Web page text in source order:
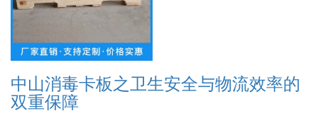
中山消毒卡板之卫生安全与物流效率的
双重保障